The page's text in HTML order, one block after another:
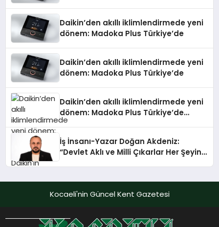
Daikin’den akıllı iklimlendirmede yeni
dönem: Madoka Plus Türkiye’de
Daikin’den akıllı iklimlendirmede yeni
dönem: Madoka Plus Türkiye’de
Daikin’den akıllı iklimlendirmede yeni
dönem: Madoka Plus Türkiye’de
Daikin’in kullanıcı dostu tasarımıyla
teknolojilerle donatılmış son modeli
VRV kontrol ünitesi Madoka Plus
Türkiye’de satışa sunuldu. Tam
sayesinde iklimlendirme sistemlerinin
verimli hale getiriyor. Enerji
İş İnsanı-Yazar Doğan Akdeniz:
“Devlet Aklı ve Milli Çıkarlar Her Şeyin
Kocaeli'nin Güncel Kent Gazetesi